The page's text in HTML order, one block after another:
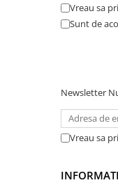
■ Covorase/presuri
■ Electrice auto
Vreau sa
Sunt de
Newsletter
Vreau sa